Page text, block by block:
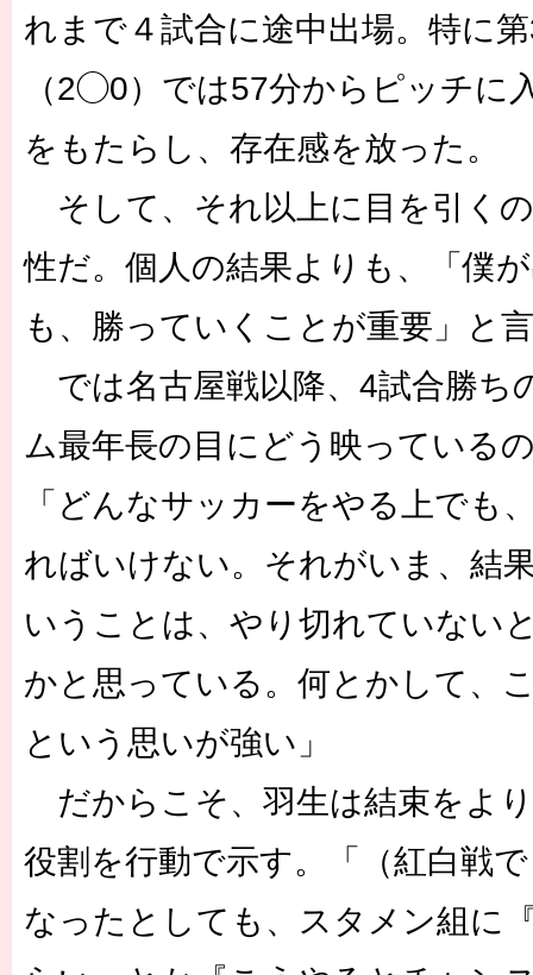
れまで４試合に途中出場。特に
（2◯0）では57分からピッチに
をもたらし、存在感を放った。
そして、それ以上に目を引く
性だ。個人の結果よりも、「僕
も、勝っていくことが重要」と
では名古屋戦以降、4試合勝ち
ム最年長の目にどう映っている
「どんなサッカーをやる上でも
ればいけない。それがいま、結
いうことは、やり切れていない
かと思っている。何とかして、
という思いが強い」
だからこそ、羽生は結束をよ
役割を行動で示す。「（紅白戦
なったとしても、スタメン組に